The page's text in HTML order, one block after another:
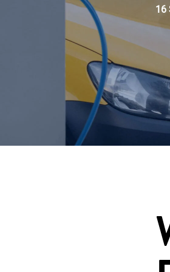
Wissenswertes
Über uns
Einloggen
Kunde werden
16